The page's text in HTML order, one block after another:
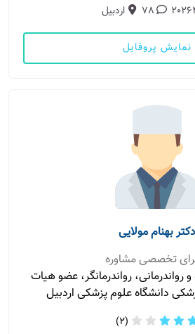
78 اردبیل
نمایش پروفایل
دکتر بهنام مولایی
تخصصی مشاوره
رواندرمانگر، عضو هیات
دانشگاه علوم پزشکی اردبیل
(2)